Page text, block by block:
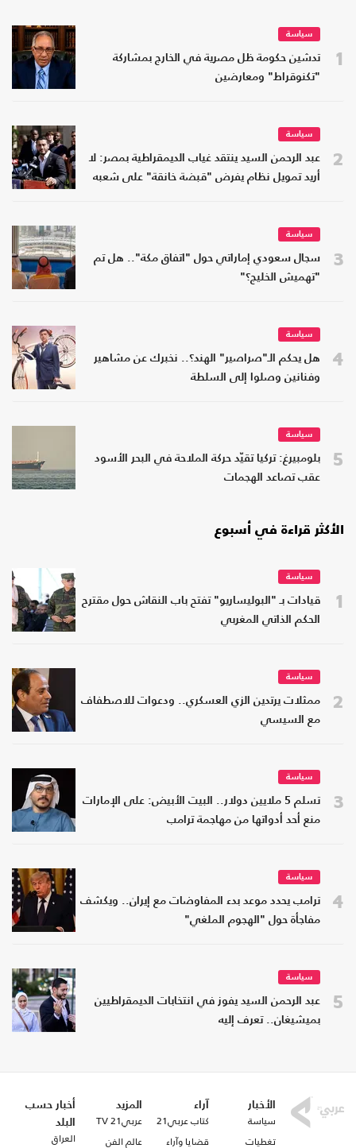
1
سياسة
تدشين حكومة ظل مصرية في الخارج بمشاركة
"تكنوقراط" ومعارضين
2
سياسة
عبد الرحمن السيد ينتقد غياب الديمقراطية بمصر: لا
أريد تمويل نظام يفرض "قبضة خانقة" على شعبه
3
سياسة
سجال سعودي إماراتي حول "اتفاق مكة".. هل تم
"تهميش الخليج؟"
4
سياسة
هل يحكم الـ"صراصير" الهند؟.. نخبرك عن مشاهير
وفنانين وصلوا إلى السلطة
5
سياسة
بلومبيرغ: تركيا تقيّد حركة الملاحة في البحر الأسود
عقب تصاعد الهجمات
الأكثر قراءة في أسبوع
1
سياسة
قيادات بـ "البوليساريو" تفتح باب النقاش حول مقترح
الحكم الذاتي المغربي
2
سياسة
ممثلات يرتدين الزي العسكري.. ودعوات للاصطفاف
مع السيسي
3
سياسة
تسلم 5 ملايين دولار.. البيت الأبيض: على الإمارات
منع أحد أدواتها من مهاجمة ترامب
4
سياسة
ترامب يحدد موعد بدء المفاوضات مع إيران.. ويكشف
مفاجأة حول "الهجوم الملغي"
5
سياسة
عبد الرحمن السيد يفوز في انتخابات الديمقراطيين
بميشيغان.. تعرف إليه
الأخبار
سياسة
تغطيات
آراء
كتاب عربي21
قضايا وآراء
المزيد
عربي21 TV
عالم الفن
أخبار حسب
البلد
العراق